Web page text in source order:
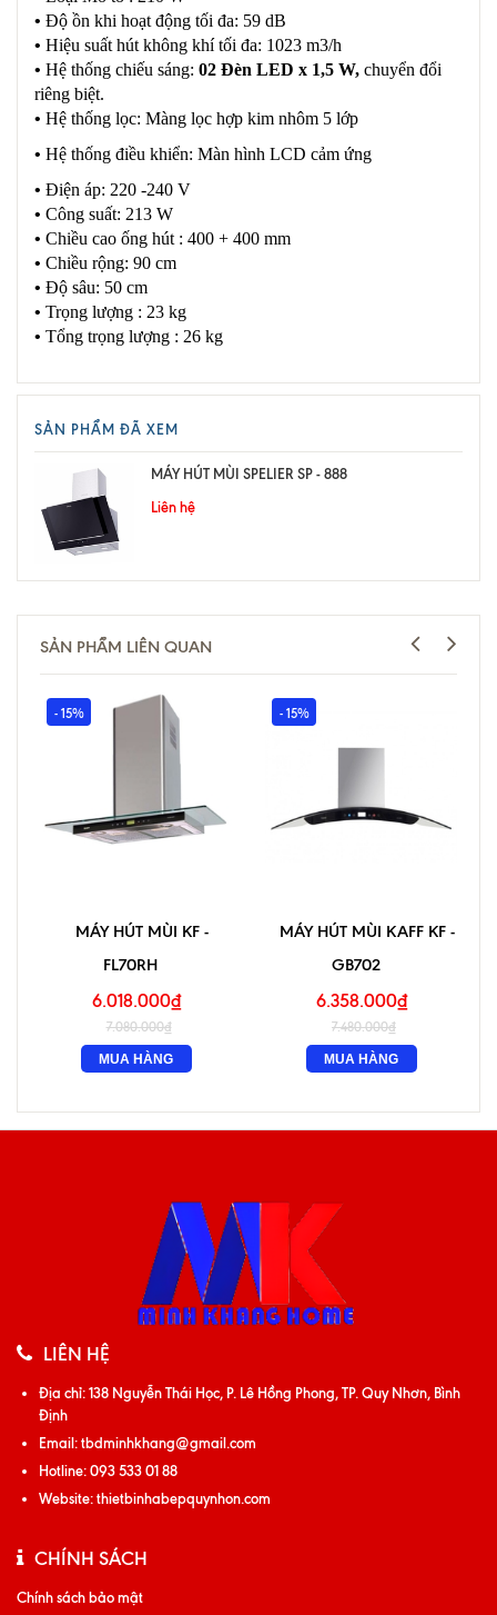
• Độ ồn khi hoạt động tối đa: 59 dB
• Hiệu suất hút không khí tối đa: 1023 m3/h
• Hệ thống chiếu sáng: 02 Đèn LED x 1,5 W, chuyển đổi
riêng biệt.
• Hệ thống lọc: Màng lọc hợp kim nhôm 5 lớp
• Hệ thống điều khiển: Màn hình LCD cảm ứng
• Điện áp: 220 -240 V
• Công suất: 213 W
• Chiều cao ống hút : 400 + 400 mm
• Chiều rộng: 90 cm
• Độ sâu: 50 cm
• Trọng lượng : 23 kg
• Tổng trọng lượng : 26 kg
SẢN PHẨM ĐÃ XEM
MÁY HÚT MÙI SPELIER SP - 888
Liên hệ
SẢN PHẨM LIÊN QUAN
- 15%
MÁY HÚT MÙI KF -
FL70RH
6.018.000₫
7.080.000₫
MUA HÀNG
- 15%
MÁY HÚT MÙI KAFF KF -
GB702
6.358.000₫
7.480.000₫
MUA HÀNG
LIÊN HỆ
Địa chỉ:138 Nguyễn Thái Học, P. Lê Hồng Phong, TP. Quy Nhơn, Bình
Định
Email:tbdminhkhang@gmail.com
Hotline:093 533 01 88
Website:thietbinhabepquynhon.com
CHÍNH SÁCH
Chính sách bảo mật